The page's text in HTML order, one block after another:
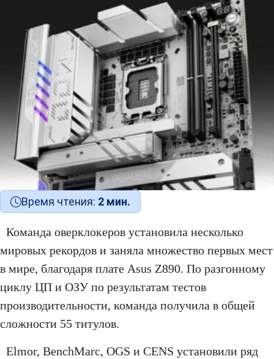
Время чтения: 2 мин.
Команда оверклокеров установила несколько
мировых рекордов и заняла множество первых мест
в мире, благодаря плате Asus Z890. По разгонному
циклу ЦП и ОЗУ по результатам тестов
производительности, команда получила в общей
сложности 55 титулов.
Elmor, BenchMarc, OGS и CENS установили ряд